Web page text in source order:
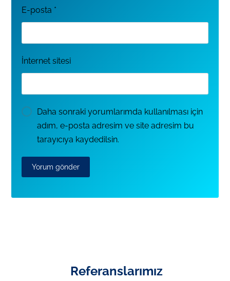
E-posta *
İnternet sitesi
Daha sonraki yorumlarımda kullanılması için
adım, e-posta adresim ve site adresim bu
tarayıcıya kaydedilsin.
Referanslarımız